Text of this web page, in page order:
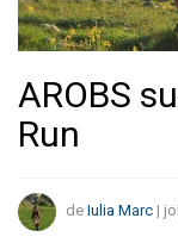
AROBS
Run
de Iulia Marc |